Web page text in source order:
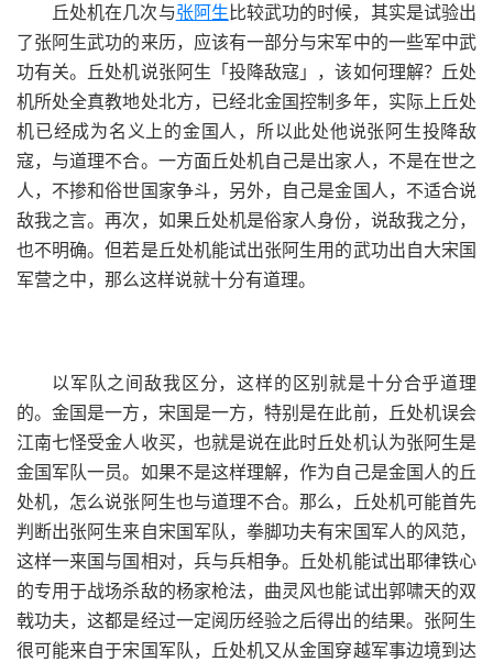
丘处机在几次与张阿生 比较武功的时候，其实是试验出
了张阿生武功的来历，应该有一部分与宋军中的一些军中武
功有关。丘处机说张阿生「投降敌寇」，该如何理解？丘处
机所处全真教地处北方，已经北金国控制多年，实际上丘处
机已经成为名义上的金国人，所以此处他说张阿生投降敌
寇，与道理不合。一方面丘处机自己是出家人，不是在世之
人，不掺和俗世国家争斗，另外，自己是金国人，不适合说
敌我之言。再次，如果丘处机是俗家人身份，说敌我之分，
也不明确。但若是丘处机能试出张阿生用的武功出自大宋国
军营之中，那么这样说就十分有道理。
以军队之间敌我区分，这样的区别就是十分合乎道理
的。金国是一方，宋国是一方，特别是在此前，丘处机误会
江南七怪受金人收买，也就是说在此时丘处机认为张阿生是
金国军队一员。如果不是这样理解，作为自己是金国人的丘
处机，怎么说张阿生也与道理不合。那么，丘处机可能首先
判断出张阿生来自宋国军队，拳脚功夫有宋国军人的风范，
这样一来国与国相对，兵与兵相争。丘处机能试出耶律铁心
的专用于战场杀敌的杨家枪法，曲灵风也能试出郭啸天的双
戟功夫，这都是经过一定阅历经验之后得出的结果。张阿生
很可能来自于宋国军队，丘处机又从金国穿越军事边境到达